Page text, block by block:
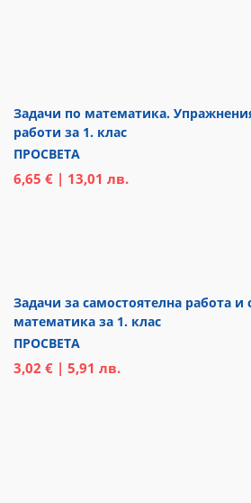
Задачи по математика.
работи за 1. клас
ПРОСВЕТА
6,65 € | 13,01 лв.
Задачи за самостоятелна работа
математика за 1. клас
ПРОСВЕТА
3,02 € | 5,91 лв.